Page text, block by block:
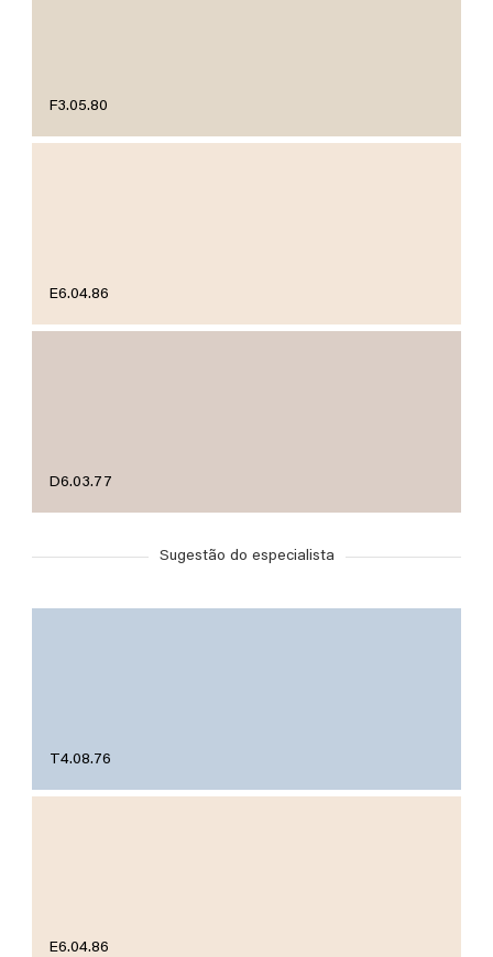
F3.05.80
E6.04.86
D6.03.77
Sugestão do especialista
T4.08.76
E6.04.86